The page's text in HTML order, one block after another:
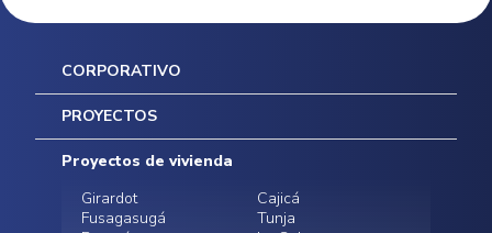
CORPORATIVO
Inicio
Mapa del sitio
Postventas
Contratación Directa
Noticias
PROYECTOS
Proyectos de vivienda
Girardot
Cajicá
Fusagasugá
Tunja